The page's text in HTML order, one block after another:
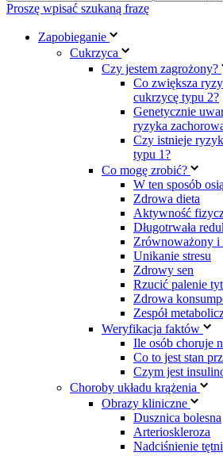
Proszę wpisać szukaną frazę
Zapobieganie
Cukrzyca
Czy jestem zagrożony?
Co zwiększa
cukrzycę typu 2?
Genetycznie
ryzyka
Czy istnieje
typu 1?
Co mogę zrobić?
W ten sposób
Zdrowa dieta
Aktywność
Długotrwała
Zrównoważony
Unikanie stresu
Zdrowy sen
Rzucić palenie
Zdrowa
Zespół
Weryfikacja faktów
Ile osób choruje
Co to jest stan
Czym jest
Choroby układu krążenia
Obrazy kliniczne
Dusznica bolesna
Arterioskleroza
Nadciśnienie